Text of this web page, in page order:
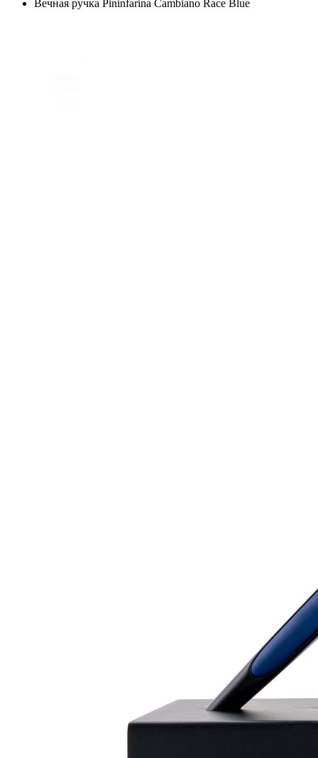
Вечная ручка Pininfarina Cambiano Race Blue